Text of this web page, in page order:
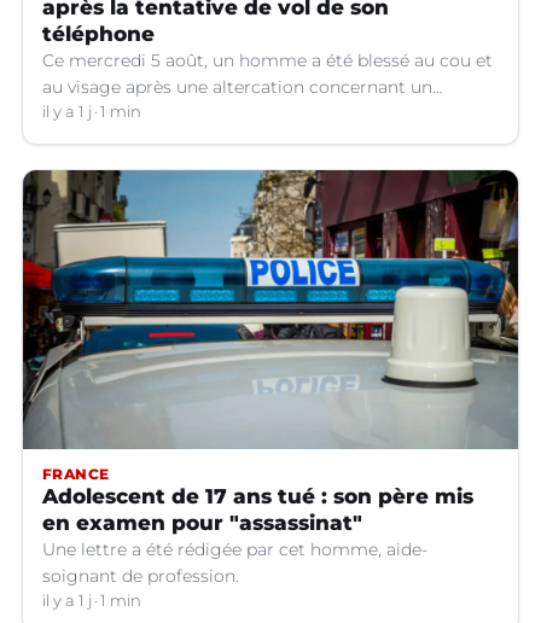
après la tentative de vol de son
téléphone
Ce mercredi 5 août, un homme a été blessé au cou et
au visage après une altercation concernant un
téléphone portable à Montpellier (Hérault).
il y a 1 j 1 min
FRANCE
Adolescent de 17 ans tué : son père mis
en examen pour "assassinat"
Une lettre a été rédigée par cet homme, aide-
soignant de profession.
il y a 1 j 1 min